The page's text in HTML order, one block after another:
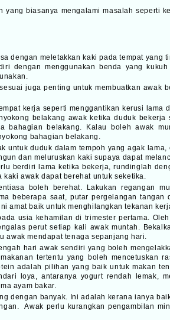
yang biasanya mengalami masalah seperti
dengan meletakkan kaki pada tempat yang
dengan menggunakan benda yang
juga penting untuk membuatkan awak
kerja seperti menggantikan kerusi lama
belakang awak ketika duduk bekerja
bahagian belakang. Kalau boleh awak
bahagian belakang.
untuk duduk dalam tempoh yang agak
dan meluruskan kaki supaya dapat
berdiri lama ketika bekerja, rundinglah
awak dapat berehat untuk seketika.
boleh berehat. Lakukan regangan
beberapa saat, putar pergelangan tangan
amat baik untuk menghilangkan tekanan
usia kehamilan di trimester pertama.
perut setiap kali awak muntah.
awak mendapat tenaga sepanjang hari.
hari awak sendiri yang boleh
tertentu yang boleh mencetuskan
adalah pilihan yang baik untuk makan
loya, antaranya yogurt rendah lemak,
ayam bakar.
dengan banyak. Ini adalah kerana ianya
Awak perlu kurangkan pengambilan